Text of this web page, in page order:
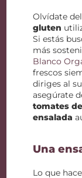
Olvídate
gluten
Si estás
más
Blanco
frescos
diriges al
asegúrate
tomates
ensalada
Una
Lo que